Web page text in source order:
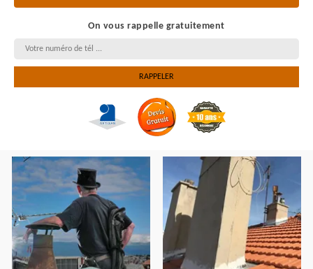
On vous rappelle gratuitement